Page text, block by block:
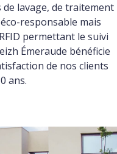
lavage, de traitement
responsable mais
permettant le suivi
Émeraude bénéficie
de nos clients
ans.